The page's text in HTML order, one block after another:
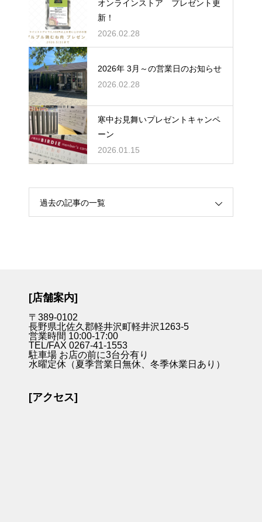
オンラインストア プレゼント更
新！
2026.02.28
2026年 3月～の営業日のお知らせ
2026.02.28
寒中お見舞いプレゼントキャンペ
ーン
2026.01.15
過去の記事の一覧
[店舗案内]
〒389-0102
長野県北佐久郡軽井沢町軽井沢1263-5
営業時間 10:00-17:00
TEL/FAX 0267-41-1553
駐車場 お店の前に3台分有り
水曜定休（夏季営業日無休、冬季休業日あり）
[アクセス]